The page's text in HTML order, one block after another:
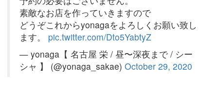
素敵なお店を作っていきますので
どうぞこれからyonagaをよろしくお願い致し
ます。 pic.twitter.com/Dto5YabtyZ
— yonaga【 名古屋 栄 / 昼〜深夜まで / シー
シャ 】 (@yonaga_sakae) October 29, 2020